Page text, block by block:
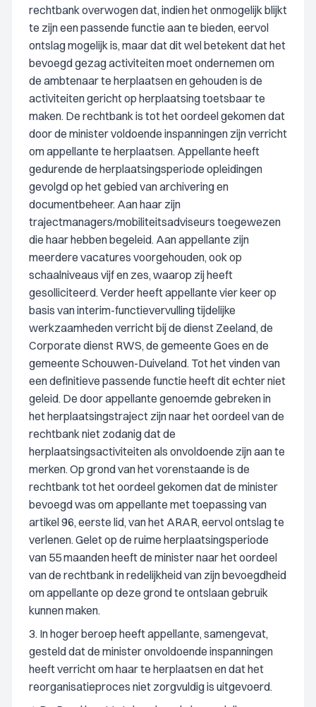
rechtbank overwogen dat, indien het onmogelijk blijkt
te zijn een passende functie aan te bieden, eervol
ontslag mogelijk is, maar dat dit wel betekent dat het
bevoegd gezag activiteiten moet ondernemen om
de ambtenaar te herplaatsen en gehouden is de
activiteiten gericht op herplaatsing toetsbaar te
maken. De rechtbank is tot het oordeel gekomen dat
door de minister voldoende inspanningen zijn verricht
om appellante te herplaatsen. Appellante heeft
gedurende de herplaatsingsperiode opleidingen
gevolgd op het gebied van archivering en
documentbeheer. Aan haar zijn
trajectmanagers/mobiliteitsadviseurs toegewezen
die haar hebben begeleid. Aan appellante zijn
meerdere vacatures voorgehouden, ook op
schaalniveaus vijf en zes, waarop zij heeft
gesolliciteerd. Verder heeft appellante vier keer op
basis van interim-functievervulling tijdelijke
werkzaamheden verricht bij de dienst Zeeland, de
Corporate dienst RWS, de gemeente Goes en de
gemeente Schouwen-Duiveland. Tot het vinden van
een definitieve passende functie heeft dit echter niet
geleid. De door appellante genoemde gebreken in
het herplaatsingstraject zijn naar het oordeel van de
rechtbank niet zodanig dat de
herplaatsingsactiviteiten als onvoldoende zijn aan te
merken. Op grond van het vorenstaande is de
rechtbank tot het oordeel gekomen dat de minister
bevoegd was om appellante met toepassing van
artikel 96, eerste lid, van het ARAR, eervol ontslag te
verlenen. Gelet op de ruime herplaatsingsperiode
van 55 maanden heeft de minister naar het oordeel
van de rechtbank in redelijkheid van zijn bevoegdheid
om appellante op deze grond te ontslaan gebruik
kunnen maken.
3. In hoger beroep heeft appellante, samengevat,
gesteld dat de minister onvoldoende inspanningen
heeft verricht om haar te herplaatsen en dat het
reorganisatieproces niet zorgvuldig is uitgevoerd.